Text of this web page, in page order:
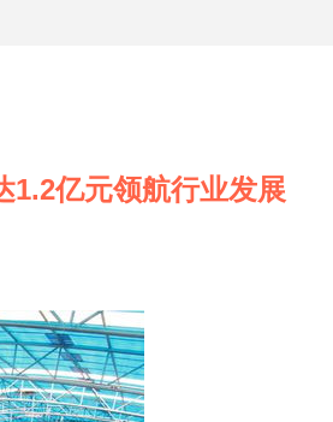
1.2亿元领航行业发展